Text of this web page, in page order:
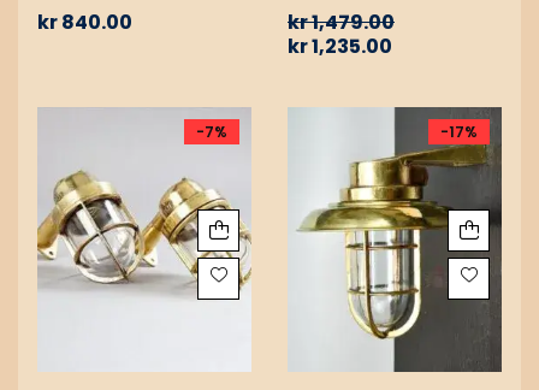
kr840.00 kr1,479.00
kr1,235.00
-7% -17%